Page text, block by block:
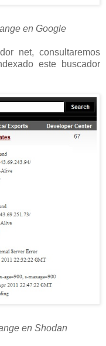
en Google
net, consultaremos
este buscador
en Shodan